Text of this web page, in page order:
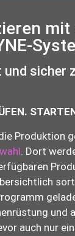
mit
und sicher
Produktion
. Dort
und
auch nur